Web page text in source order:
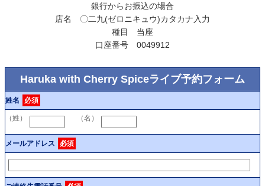
銀行からお振込の場合
店名 〇二九(ゼロニキュウ)カタカナ入力
種目 当座
口座番号 0049912
Haruka with Cherry Spiceライブ予約フォーム
姓名 必須
（姓） （名）
メールアドレス 必須